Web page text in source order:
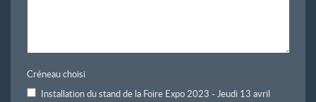
Créneau choisi
Installation du stand de la Foire Expo 2023 - Jeudi 13 avril